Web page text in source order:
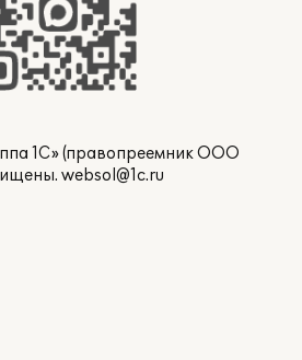
1С» (правопреемник ООО
websol@1c.ru